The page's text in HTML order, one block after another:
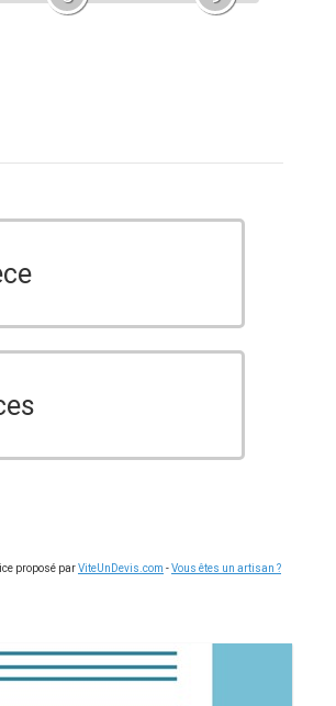
proposé parViteUnDevis.com -Vous êtes un artisan ?